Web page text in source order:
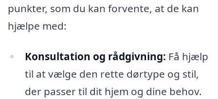
punkter, som du kan forvente, at de kan
hjælpe med:
Konsultation og rådgivning: Få hjælp
til at vælge den rette dørtype og stil,
der passer til dit hjem og dine behov.